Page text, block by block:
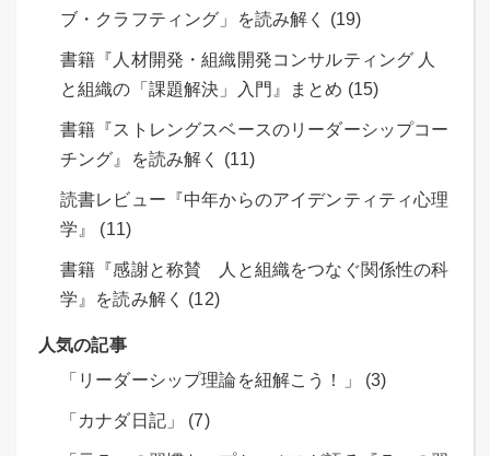
ブ・クラフティング」を読み解く (19)
書籍『人材開発・組織開発コンサルティング 人
と組織の「課題解決」入門』まとめ (15)
書籍『ストレングスベースのリーダーシップコー
チング』を読み解く (11)
読書レビュー『中年からのアイデンティティ心理
学』 (11)
書籍『感謝と称賛 人と組織をつなぐ関係性の科
学』を読み解く (12)
人気の記事
「リーダーシップ理論を紐解こう！」 (3)
「カナダ日記」 (7)